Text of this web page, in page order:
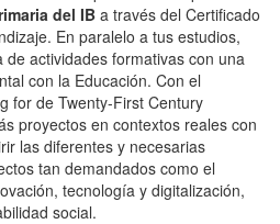
del IB a través del Certificado
En paralelo a tus estudios,
actividades formativas con una
con la Educación. Con el
for de Twenty-First Century
proyectos en contextos reales con
las diferentes y necesarias
tan demandados como el
tecnología y digitalización,
social.